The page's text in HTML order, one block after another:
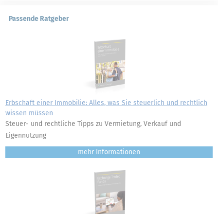
Passende Ratgeber
Erbschaft einer Immobilie: Alles, was Sie steuerlich und rechtlich
wissen müssen
Steuer- und rechtliche Tipps zu Vermietung, Verkauf und
Eigennutzung
mehr